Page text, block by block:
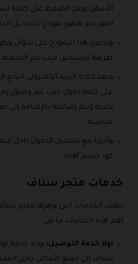
الأسفل ويتم الضغط على كلمة
الفور يتم ظهور نموذج لتسجيل
ويحتوي هذا النموذج على سؤال
طريقة التسجيل حيث يتم الضغط
وبعد كتابة البريد الإلكتروني
على كلمة دخول حيث يتم وصول رمز
نصية ويتم إضافته بالإضافة إلى
مناسبة.
وأخيرا مع تسجيل الدخول داخل
كود خصم snaf.
خدمات متجر سناف
تتعدد الخدمات التي يوفرها متجر
أهم هذه الخدمات ما يلي:
أولا خدمة التوصيل: يوجد خدمة
سناف إلى جميع الأماكن داخل